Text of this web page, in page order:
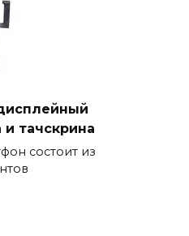
и тачскрина
состоит из